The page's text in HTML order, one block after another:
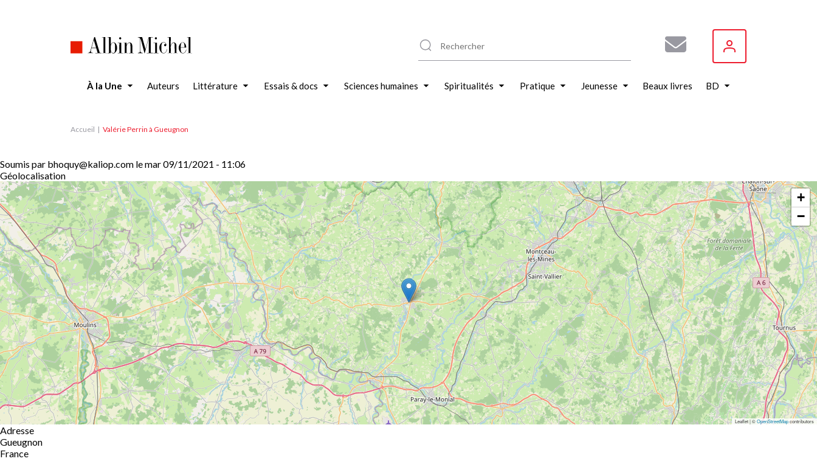
À la Une Auteurs Littérature Essais & docs Sciences humaines Spiritualités Pratique Jeunesse Beaux livres BD
Accueil Valérie Perrin à Gueugnon
Soumis par bhoquy@kaliop.com lemar 09/11/2021 - 11:06
Géolocalisation
+
−
Leaflet | ©OpenStreetMapcontributors
Adresse
Gueugnon
France